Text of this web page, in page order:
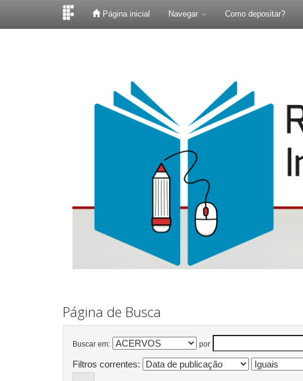
Página inicial Navegar Como depositar?
Página de Busca
Buscar em: por
Filtros correntes: